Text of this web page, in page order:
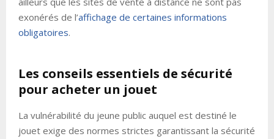
exonérés de l’affichage de certaines informations
obligatoires.
Les conseils essentiels de sécurité
pour acheter un jouet
La vulnérabilité du jeune public auquel est destiné le
jouet exige des normes strictes garantissant la sécurité